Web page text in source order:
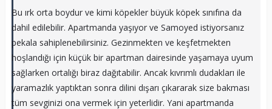
Bu ırk orta boydur ve kimi köpekler büyük köpek sınıfına da
dahil edilebilir. Apartmanda yaşıyor ve Samoyed istiyorsanız
pekala sahiplenebilirsiniz. Gezinmekten ve keşfetmekten
hoşlandığı için küçük bir apartman dairesinde yaşamaya uyum
sağlarken ortalığı biraz dağıtabilir. Ancak kıvrımlı dudakları ile
yaramazlık yaptıktan sonra dilini dışarı çıkararak size bakması
tüm sevginizi ona vermek için yeterlidir. Yani apartmanda